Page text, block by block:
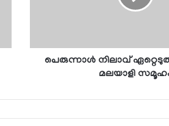
പെരുന്നാള്‍ നിലാവ്
മലയാളി